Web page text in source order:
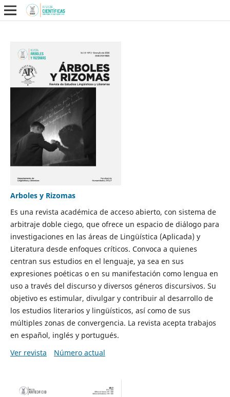
Arboles y Rizomas
Es una revista académica de acceso abierto, con sistema de
arbitraje doble ciego, que ofrece un espacio de diálogo para
investigaciones en las áreas de Lingüística (Aplicada) y
Literatura desde enfoques críticos. Convoca a quienes
centran sus estudios en el lenguaje, ya sea en sus
expresiones poéticas o en su manifestación como lengua en
uso a través del discurso y diversos géneros discursivos. Su
objetivo es estimular, divulgar y contribuir al desarrollo de
los estudios literarios y lingüísticos, así como de sus
múltiples zonas de convergencia. La revista acepta trabajos
en español, inglés y portugués.
Ver revista
Número actual